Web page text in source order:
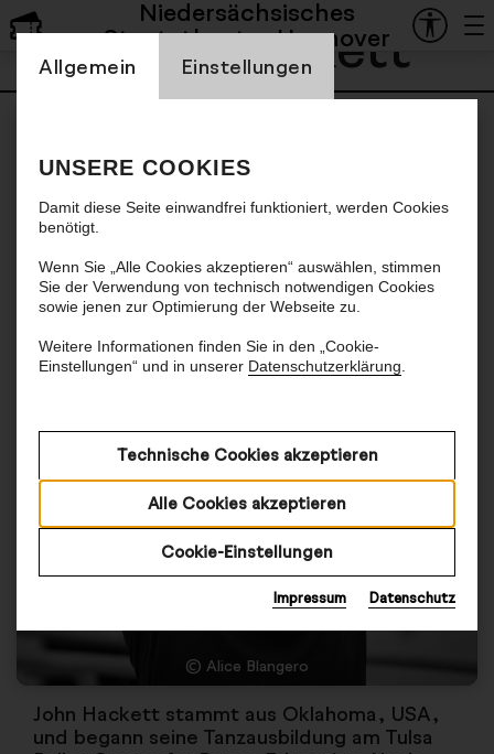
Einstellung Cookienbanner
Allgemein
Einstellungen
UNSERE COOKIES
Damit diese Seite einwandfrei funktioniert, werden Cookies
benötigt.
Wenn Sie „Alle Cookies akzeptieren“ auswählen, stimmen
Sie der Verwendung von technisch notwendigen Cookies
sowie jenen zur Optimierung der Webseite zu.
Weitere Informationen finden Sie in den „Cookie-
Einstellungen“ und in unserer Datenschutzerklärung
Technische Cookies akzeptieren
Alle Cookies akzeptieren
Cookie-Einstellungen
Impressum Datenschutz
Niedersächsisches
Staatstheater Hannover
John Hackett
© Alice Blangero
John Hackett stammt aus Oklahoma, USA,
und begann seine Tanzausbildung am Tulsa